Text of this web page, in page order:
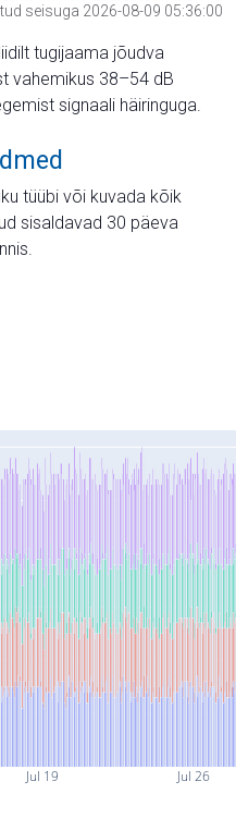
seisuga 2026-08-09 05:36:00
tugijaama jõudva
vahemikus 38–54 dB
signaali häiringuga.
tüübi või kuvada kõik
sisaldavad 30 päeva
Jul 19 Jul 26